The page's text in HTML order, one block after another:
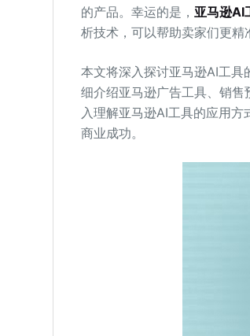
的产品。幸运的是， 亚马逊AI
析技术，可以帮助卖家们更
本文将深入探讨亚马逊AI工
细介绍亚马逊广告工具、销
入理解亚马逊AI工具的应用
商业成功。